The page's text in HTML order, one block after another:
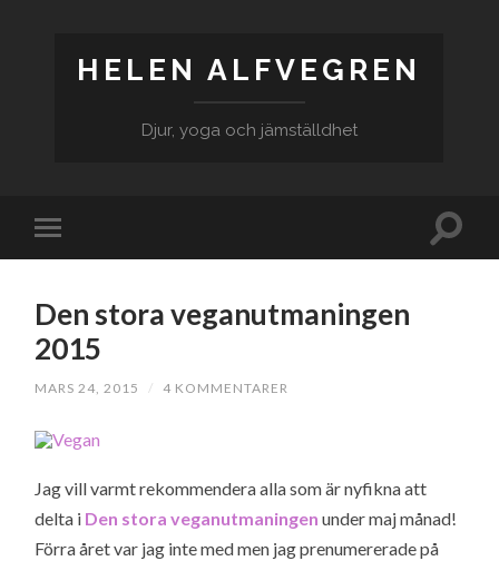
HELEN ALFVEGREN
Djur, yoga och jämställdhet
Den stora veganutmaningen
2015
MARS 24, 2015 / 4 KOMMENTARER
Jag vill varmt rekommendera alla som är nyfikna att
delta i Den stora veganutmaningen under maj månad!
Förra året var jag inte med men jag prenumererade på